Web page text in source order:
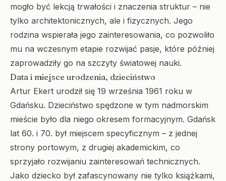
mogło być lekcją trwałości i znaczenia struktur – nie
tylko architektonicznych, ale i fizycznych. Jego
rodzina wspierała jego zainteresowania, co pozwoliło
mu na wczesnym etapie rozwijać pasje, które później
zaprowadziły go na szczyty światowej nauki.
Data i miejsce urodzenia, dzieciństwo
Artur Ekert urodził się 19 września 1961 roku w
Gdańsku. Dzieciństwo spędzone w tym nadmorskim
mieście było dla niego okresem formacyjnym. Gdańsk
lat 60. i 70. był miejscem specyficznym – z jednej
strony portowym, z drugiej akademickim, co
sprzyjało rozwijaniu zainteresowań technicznych.
Jako dziecko był zafascynowany nie tylko książkami,